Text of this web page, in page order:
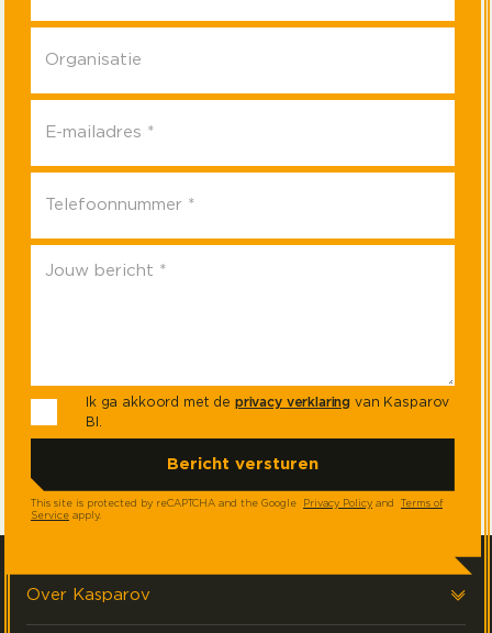
Ik ga akkoord met de privacy verklaring van Kasparov
BI.
This site is protected by reCAPTCHA and the Google Privacy Policy and
Terms of
Service apply.
Over Kasparov